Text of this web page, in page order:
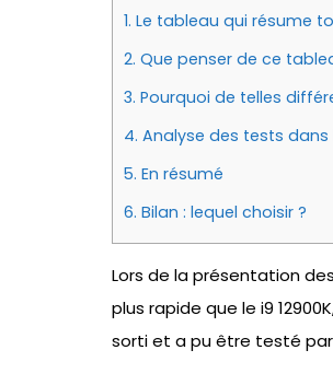
1. Le tableau qui résume
2. Que penser de ce
3. Pourquoi de telles
4. Analyse des tests dans
5. En résumé
6. Bilan : lequel choisir ?
Lors de la présentation
plus rapide que le i9
sorti et a pu être testé